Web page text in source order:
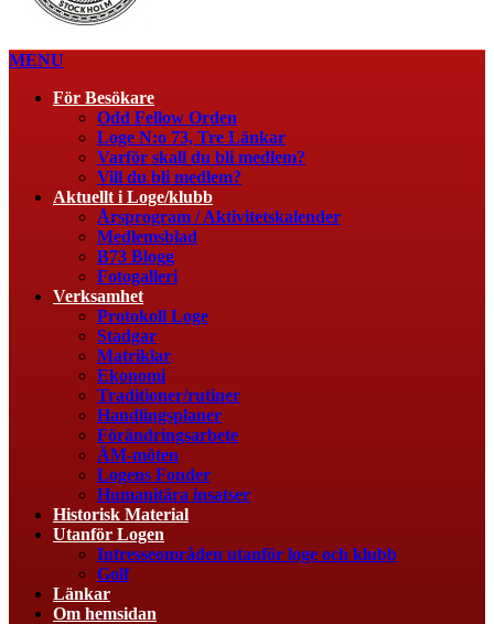
MENU
För Besökare
Odd Fellow Orden
Loge N:o 73, Tre Länkar
Varför skall du bli medlem?
Vill du bli medlem?
Aktuellt i Loge/klubb
Årsprogram / Aktivitetskalender
Medlemsblad
B73 Blogg
Fotogalleri
Verksamhet
Protokoll Loge
Stadgar
Matriklar
Ekonomi
Traditioner/rutiner
Handlingsplaner
Förändringsarbete
ÄM-möten
Logens Fonder
Humanitära insatser
Historisk Material
Utanför Logen
Intresseområden utanför loge och klubb
Golf
Länkar
Om hemsidan